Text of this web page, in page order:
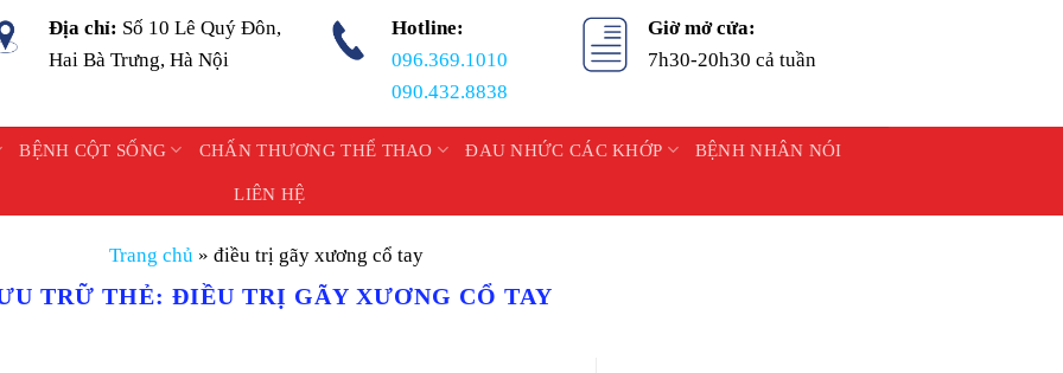
Địa chỉ: Số 10 Lê Quý Đôn,
Hai Bà Trưng, Hà Nội
Hotline:
096.369.1010
090.432.8838
Giờ mở cửa:
7h30-20h30 cả tuần
BỆNH CỘT SỐNG CHẤN THƯƠNG THỂ THAO ĐAU NHỨC CÁC KHỚP BỆNH NHÂN NÓI
LIÊN HỆ
Trang chủ » điều trị gãy xương cổ tay
TRỮ THẺ:ĐIỀU TRỊ GÃY XƯƠNG CỔ TAY